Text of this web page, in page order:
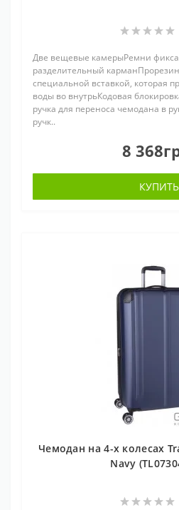
Две вещевые камерыРемни
разделительный
специальной вставкой, которая
воды во внутрьКодовая
ручка для переноса чемодана в
ручк..
8
КУПИТЬ
Чемодан на 4-х колесах
Navy